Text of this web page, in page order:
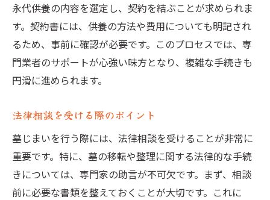
永代供養の内容を選定し、契約を結ぶことが求められま
す。契約書には、供養の方法や費用についても明記され
るため、事前に確認が必要です。このプロセスでは、専
門業者のサポートが心強い味方となり、複雑な手続きも
円滑に進められます。
法律相談を受ける際のポイント
墓じまいを行う際には、法律相談を受けることが非常に
重要です。特に、墓の移転や整理に関する法律的な手続
きについては、専門家の助言が不可欠です。まず、相談
前に必要な書類を整えておくことが大切です。これに